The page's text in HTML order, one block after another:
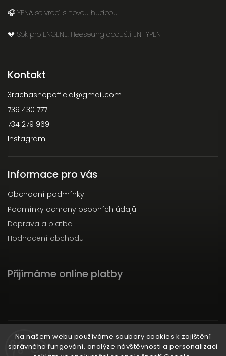
Na našem webu používáme soubory cookies k zajištění
správného fungování, analýze návštěvnosti a personalizaci
🎧 YENA se vrací s novou hudbou.
💔 Šok pro ENGENE: Heeseung opouští ENHYPEN
Kontakt
3rachashopofficial@gmail.com
739 430 777
734 279 969
Instagram
Informace pro vás
Obchodní podmínky
Podmínky ochrany osobních údajů
Doprava a platba
Hodnocení obchodu
Přijímáme online platby
Instagram